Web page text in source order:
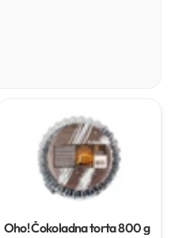
Oho! Čokoladna torta800 g